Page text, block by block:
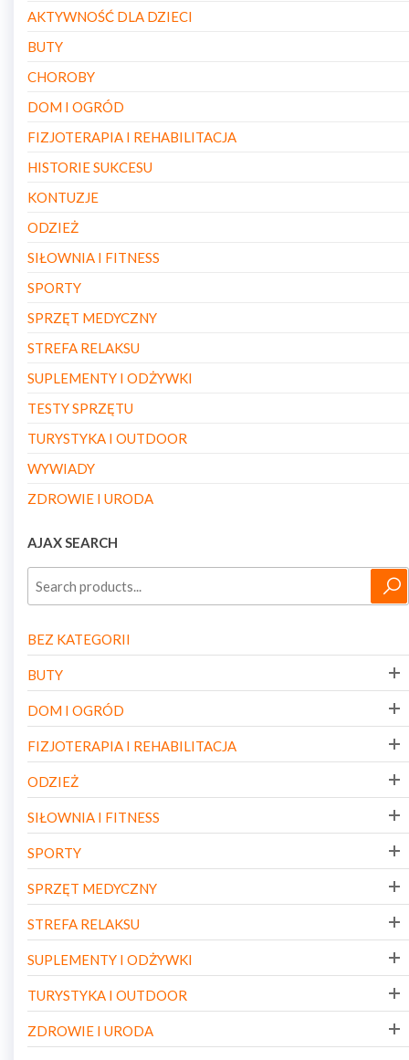
AKTYWNOŚĆ DLA DZIECI
BUTY
CHOROBY
DOM I OGRÓD
FIZJOTERAPIA I REHABILITACJA
HISTORIE SUKCESU
KONTUZJE
ODZIEŻ
SIŁOWNIA I FITNESS
SPORTY
SPRZĘT MEDYCZNY
STREFA RELAKSU
SUPLEMENTY I ODŻYWKI
TESTY SPRZĘTU
TURYSTYKA I OUTDOOR
WYWIADY
ZDROWIE I URODA
AJAX SEARCH
BEZ KATEGORII
BUTY
DOM I OGRÓD
FIZJOTERAPIA I REHABILITACJA
ODZIEŻ
SIŁOWNIA I FITNESS
SPORTY
SPRZĘT MEDYCZNY
STREFA RELAKSU
SUPLEMENTY I ODŻYWKI
TURYSTYKA I OUTDOOR
ZDROWIE I URODA